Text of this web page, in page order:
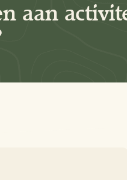
aan